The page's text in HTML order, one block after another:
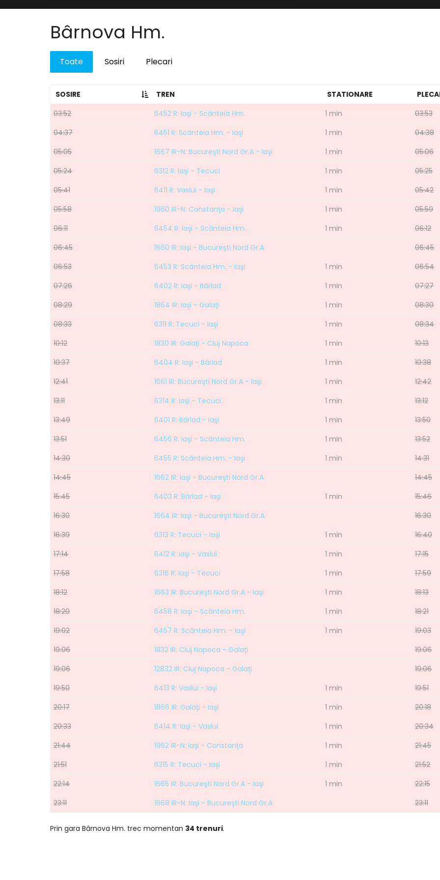
Bârnova Hm.
Toate Sosiri Plecari
SOSIRE TREN STATIONARE
03:52
6452 R: Iaşi - Scânteia Hm. 1 min
03:53
04:37
6451 R: Scânteia Hm. - Iaşi 1 min
04:38
05:05
1667 IR-N: Bucureşti Nord Gr.A - Iaşi 1 min
05:06
05:24
6312 R: Iaşi - Tecuci 1 min
05:25
05:41
6411 R: Vaslui - Iaşi 1 min
05:42
05:58
1960 IR-N: Constanţa - Iaşi 1 min
05:59
06:11
6454 R: Iaşi - Scânteia Hm. 1 min
06:12
06:45
1660 IR: Iaşi - Bucureşti Nord Gr.A
06:45
06:53
6453 R: Scânteia Hm. - Iaşi 1 min
06:54
07:26
6402 R: Iaşi - Bârlad 1 min
07:27
08:29
1864 IR: Iaşi - Galaţi 1 min
08:30
08:33
6311 R: Tecuci - Iaşi 1 min
08:34
10:12
1830 IR: Galaţi - Cluj Napoca 1 min
10:13
10:37
6404 R: Iaşi - Bârlad 1 min
10:38
12:41
1661 IR: Bucureşti Nord Gr.A - Iaşi 1 min
12:42
13:11
6314 R: Iaşi - Tecuci 1 min
13:12
13:49
6401 R: Bârlad - Iaşi 1 min
13:50
13:51
6456 R: Iaşi - Scânteia Hm. 1 min
13:52
14:30
6455 R: Scânteia Hm. - Iaşi 1 min
14:31
14:45
1662 IR: Iaşi - Bucureşti Nord Gr.A
14:45
15:45
6403 R: Bârlad - Iaşi 1 min
15:46
16:30
1664 IR: Iaşi - Bucureşti Nord Gr.A
16:30
16:39
6313 R: Tecuci - Iaşi 1 min
16:40
17:14
6412 R: Iaşi - Vaslui 1 min
17:15
17:58
6316 R: Iaşi - Tecuci 1 min
17:59
18:12
1663 IR: Bucureşti Nord Gr.A - Iaşi 1 min
18:13
18:20
6458 R: Iaşi - Scânteia Hm. 1 min
18:21
19:02
6457 R: Scânteia Hm. - Iaşi 1 min
19:03
19:06
1832 IR: Cluj Napoca - Galaţi
19:06
19:06
12832 IR: Cluj Napoca - Galaţi
19:06
19:50
6413 R: Vaslui - Iaşi 1 min
19:51
20:17
1866 IR: Galaţi - Iaşi 1 min
20:18
20:33
6414 R: Iaşi - Vaslui 1 min
20:34
21:44
1962 IR-N: Iaşi - Constanţa 1 min
21:45
21:51
6315 R: Tecuci - Iaşi 1 min
21:52
22:14
1665 IR: Bucureşti Nord Gr.A - Iaşi 1 min
22:15
23:11
1668 IR-N: Iaşi - Bucureşti Nord Gr.A 23:11
Prin gara Bârnova Hm. trec momentan 34 trenuri.